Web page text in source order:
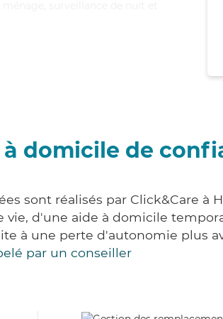
à domicile de
sont réalisés par Click&Care à
d'une aide à domicile
à une perte d'autonomie plus
par un conseiller